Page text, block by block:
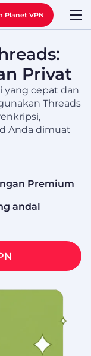
Planet VPN
Privat
yang cepat dan
Threads
Anda dimuat
Premium
andal